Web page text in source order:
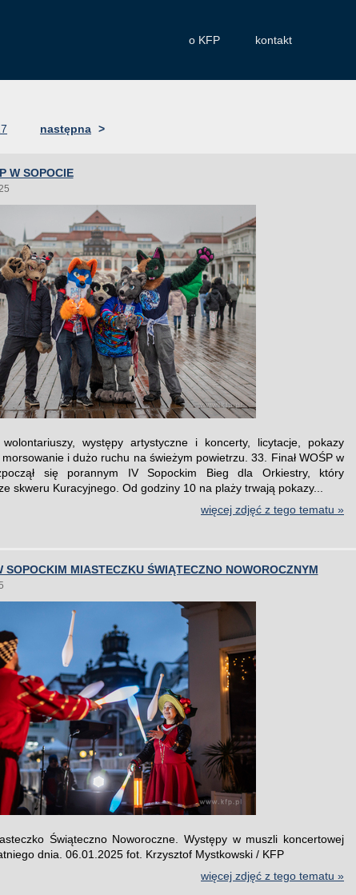
o KFP kontakt
następna >
W SOPOCIE
występy artystyczne i koncerty, licytacje, pokazy
i dużo ruchu na świeżym powietrzu. 33. Finał WOŚP w
się porannym IV Sopockim Bieg dla Orkiestry, który
skweru Kuracyjnego. Od godziny 10 na plaży trwają pokazy...
więcej zdjęć z tego tematu »
SOPOCKIM MIASTECZKU ŚWIĄTECZNO NOWOROCZNYM
Świąteczno Noworoczne. Występy w muszli koncertowej
dnia. 06.01.2025 fot. Krzysztof Mystkowski / KFP
więcej zdjęć z tego tematu »